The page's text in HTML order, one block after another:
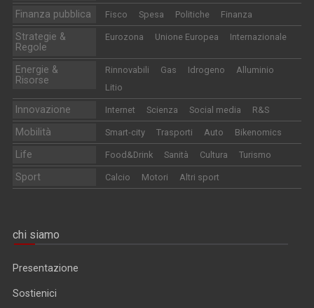
Finanza pubblica Fisco Spesa Politiche Finanza
Strategie &
Regole
Eurozona Unione Europea Internazionale
Energie &
Risorse
Rinnovabili Gas Idrogeno
Alluminio
Litio
Innovazione Internet Scienza Social media R&S
Mobilità Smart-city Trasporti Auto Bikenomics
Life Food&Drink Sanità Cultura Turismo
Sport Calcio Motori Altri sport
chi siamo
Presentazione
Sostienici